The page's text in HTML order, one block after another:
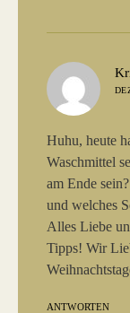
Huhu, heute
Waschmittel
am Ende
und welches
Alles Liebe
Tipps! Wir
ANTWORTEN